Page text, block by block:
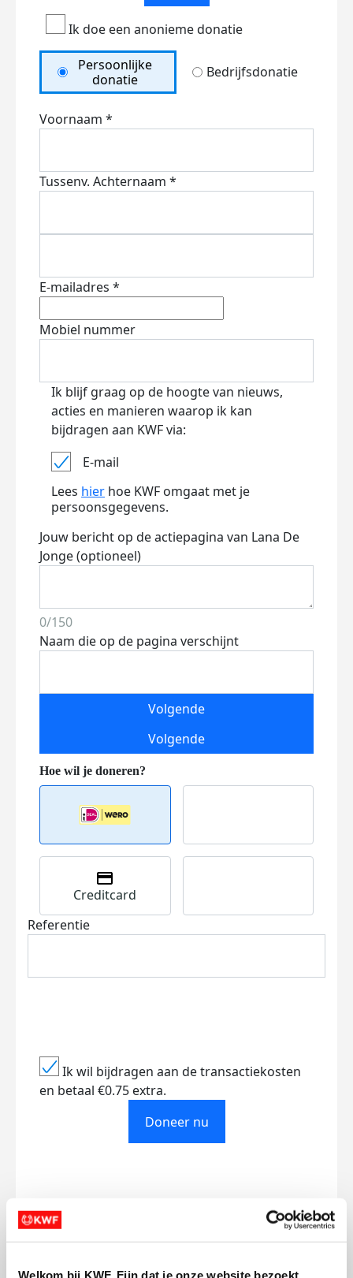
Welkom bij KWF. Fijn dat je onze website bezoekt.
Ik doe een anonieme donatie
Persoonlijke
donatie
Bedrijfsdonatie
Voornaam *
Tussenv. Achternaam *
E-mailadres *
Mobiel nummer
Ik blijf graag op de hoogte van nieuws,
acties en manieren waarop ik kan
bijdragen aan KWF via:
E-mail
Lees hier hoe KWF omgaat met je
persoonsgegevens.
Jouw bericht op de actiepagina van Lana De
Jonge (optioneel)
0/150
Naam die op de pagina verschijnt
Volgende
Volgende
Creditcard
Referentie
Ik wil bijdragen aan de transactiekosten
en betaal €0.75 extra.
Doneer nu
Opgehaald
€4.176
Streefbedrag
€500